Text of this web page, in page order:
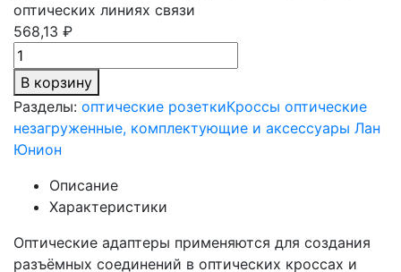
оптических линиях связи
568,13 ₽
В корзину
Разделы: оптические розеткиКроссы оптические
незагруженные, комплектующие и аксессуары Лан
Юнион
Описание
Характеристики
Оптические адаптеры применяются для создания
разъёмных соединений в оптических кроссах и